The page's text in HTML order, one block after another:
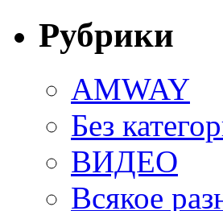
Рубрики
AMWAY
Без
ВИДЕО
Всякое